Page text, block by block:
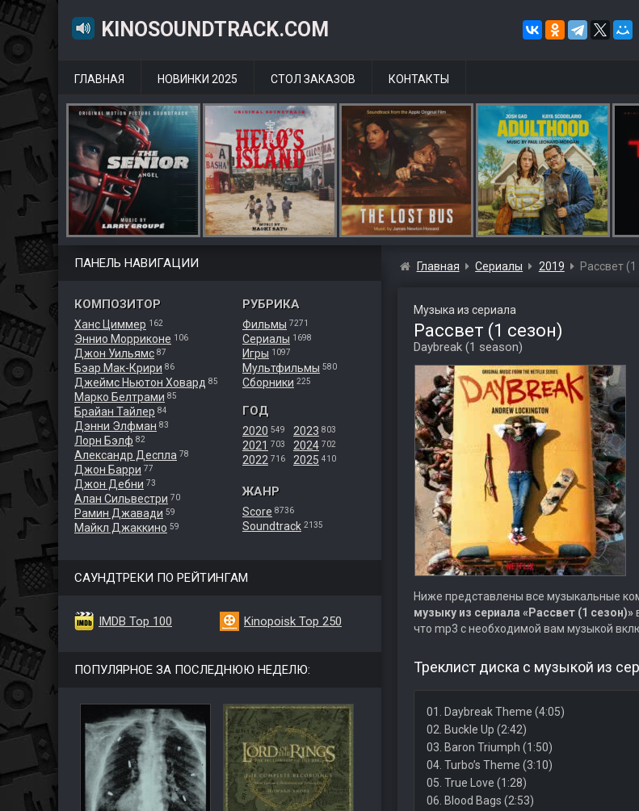
KINOSOUNDTRACK.COM
ГЛАВНАЯ НОВИНКИ 2025 СТОЛ ЗАКАЗОВ КОНТАКТЫ
ПАНЕЛЬ НАВИГАЦИИ
КОМПОЗИТОР
Ханс Циммер 162
Эннио Морриконе 106
Джон Уильямс 87
Бэар Мак-Крири 86
Джеймс Ньютон Ховард 85
Марко Белтрами 85
Брайан Тайлер 84
Дэнни Элфман 83
Лорн Бэлф 82
Александр Деспла 78
Джон Барри 77
Джон Дебни 73
Алан Сильвестри 70
Рамин Джавади 59
Майкл Джаккино 59
РУБРИКА
Фильмы 7271
Сериалы 1698
Игры 1097
Мультфильмы 580
Сборники 225
ГОД
2020 549
2021 703
2022 716
2023 803
2024 702
2025 410
ЖАНР
Score 8736
Soundtrack 2135
САУНДТРЕКИ ПО РЕЙТИНГАМ
IMDB Top 100 Kinopoisk Top 250
ПОПУЛЯРНОЕ ЗА ПОСЛЕДНЮЮ НЕДЕЛЮ:
Главная Сериалы 2019 Рассвет (1
Музыка из сериала
Рассвет (1 сезон)
Daybreak (1 season)
Ниже представлены все музыкальные
музыку из сериала «Рассвет (1 сезон)»
что mp3 с необходимой вам музыкой
Треклист диска с музыкой из
01. Daybreak Theme (4:05)
02. Buckle Up (2:42)
03. Baron Triumph (1:50)
04. Turbo’s Theme (3:10)
05. True Love (1:28)
06. Blood Bags (2:53)